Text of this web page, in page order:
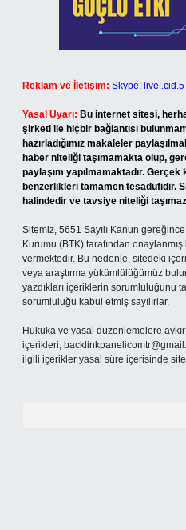
Reklam ve İletişim: Skype:
Yasal Uyarı: Bu internet sitesi,
şirketi ile hiçbir bağlantısı
hazırladığımız makaleler
haber niteliği taşımamakta olup,
paylaşım yapılmamaktadır.
benzerlikleri tamamen tesadüfidir.
halindedir ve tavsiye niteliği
Sitemiz, 5651 Sayılı Kanun
Kurumu (BTK) tarafından
vermektedir. Bu nedenle, sitedeki
veya araştırma yükümlülüğümüz
yazdıkları içeriklerin sorumluluğunu
sorumluluğu kabul etmiş sayılırlar.
Hukuka ve yasal düzenlemelere
içerikleri,
ilgili içerikler yasal süre içerisinde